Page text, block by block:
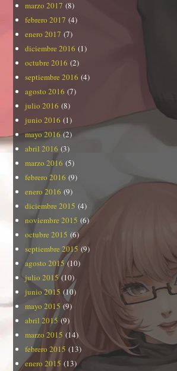
marzo 2017 (8)
febrero 2017 (4)
enero 2017 (7)
diciembre 2016 (1)
octubre 2016 (2)
septiembre 2016 (4)
agosto 2016 (7)
julio 2016 (8)
junio 2016 (1)
mayo 2016 (2)
abril 2016 (3)
marzo 2016 (5)
febrero 2016 (9)
enero 2016 (9)
diciembre 2015 (4)
noviembre 2015 (6)
octubre 2015 (6)
septiembre 2015 (9)
agosto 2015(10)
julio 2015(10)
junio 2015 (10)
mayo 2015 (9)
abril 2015 (9)
marzo 2015 (14)
febrero 2015 (13)
enero 2015 (13)